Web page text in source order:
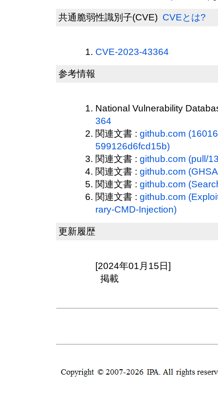
共通脆弱性識別子(CVE) CVEとは?
CVE-2023-43364
参考情報
National Vulnerability
364
関連文書 : github.com
599126d6fcd15b)
関連文書 : github.com (pull/
関連文書 : github.com
関連文書 : github.com
関連文書 : github.com
rary-CMD-Injection)
更新履歴
[2024年01月15日]
掲載